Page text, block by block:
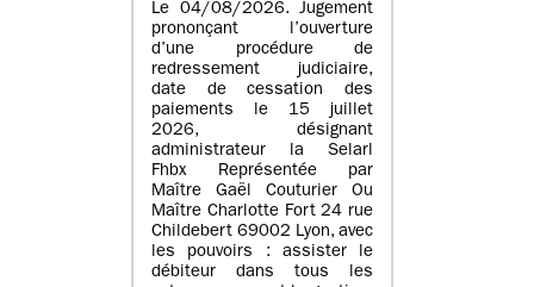
Le 04/08/2026. Jugement
prononçant l’ouverture
d’une procédure de
redressement judiciaire,
date de cessation des
paiements le 15 juillet
2026, désignant
administrateur la Selarl
Fhbx Représentée par
Maître Gaël Couturier Ou
Maître Charlotte Fort 24 rue
Childebert 69002 Lyon, avec
les pouvoirs : assister le
débiteur dans tous les